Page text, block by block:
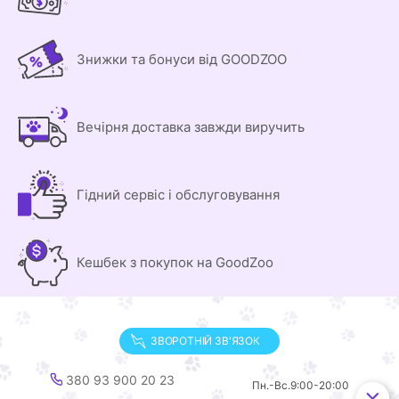
Знижки та бонуси від GOODZOO
Вечірня доставка завжди виручить
Гідний сервіс і обслуговування
Кешбек з покупок на GoodZoo
ЗВОРОТНІЙ ЗВ'ЯЗОК
380 93 900 20 23 Пн.-Вс.9:00-20:00